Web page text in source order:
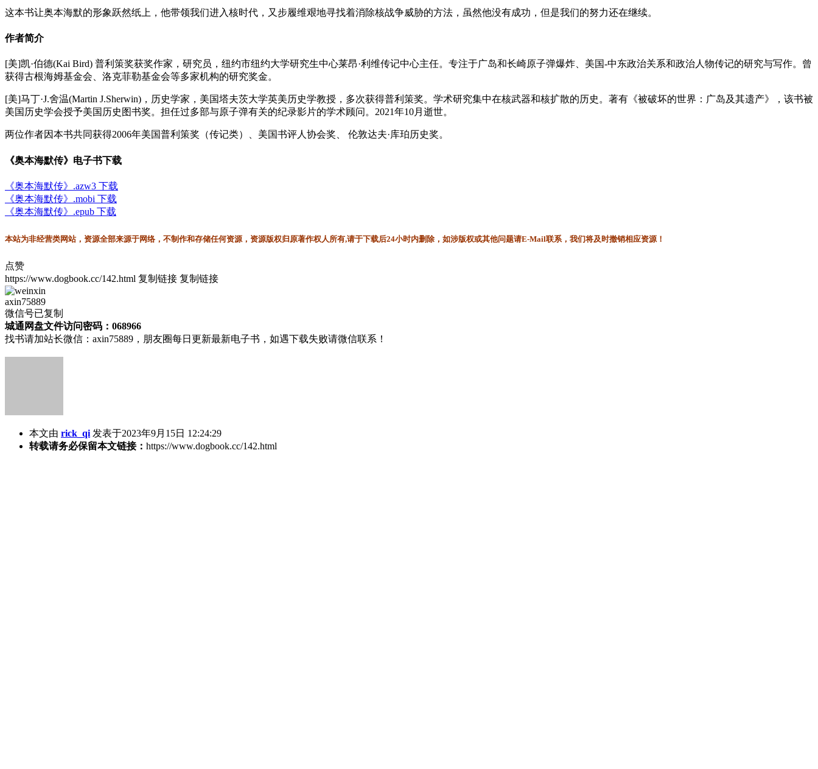
这本书让奥本海默的形象跃然纸上，他带领我们进入核时代，又步履维艰地寻找着消除核战争威胁的方法，虽然他没有成功，但是我们的努力还在继续。
作者简介
[美]凯·伯德(Kai Bird) 普利策奖获奖作家，研究员，纽约市纽约大学研究生中心莱昂·利维传记中心主任。专注于广岛和长崎原子弹爆炸、美国-中东政治关系和政治人物传记的研究与写作。曾
获得古根海姆基金会、洛克菲勒基金会等多家机构的研究奖金。
[美]马丁·J.舍温(Martin J.Sherwin)，历史学家，美国塔夫茨大学英美历史学教授，多次获得普利策奖。学术研究集中在核武器和核扩散的历史。著有《被破坏的世界：广岛及其遗产》，该书被
美国历史学会授予美国历史图书奖。担任过多部与原子弹有关的纪录影片的学术顾问。2021年10月逝世。
两位作者因本书共同获得2006年美国普利策奖（传记类）、美国书评人协会奖、 伦敦达夫·库珀历史奖。
《奥本海默传》电子书下载
《奥本海默传》.azw3 下载
《奥本海默传》.mobi 下载
《奥本海默传》.epub 下载
本站为非经营类网站，资源全部来源于网络，不制作和存储任何资源，资源版权归原著作权人所有,请于下载后24小时内删除，如涉版权或其他问题请E-Mail联系，我们将及时撤销相应资源！
点赞
https://www.dogbook.cc/142.html 复制链接 复制链接
axin75889
微信号已复制
城通网盘文件访问密码：068966
找书请加站长微信：axin75889，朋友圈每日更新最新电子书，如遇下载失败请微信联系！
本文由 rick_qi 发表于2023年9月15日 12:24:29
转载请务必保留本文链接： https://www.dogbook.cc/142.html